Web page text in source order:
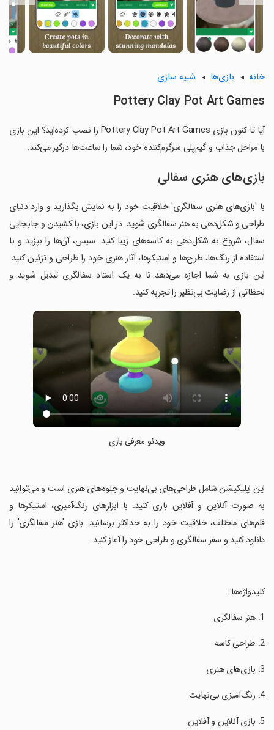
خانه بازی‌ها شبیه سازی
Pottery Clay Pot Art Games
آیا تا کنون بازی Pottery Clay Pot Art Games را نصب کرده‌اید؟ این بازی
با مراحل جذاب و گیم‌پلی سرگرم‌کننده خود، شما را ساعت‌ها درگیر می‌کند.
بازی‌های هنری سفالی
با 'بازی‌های هنری سفالگری' خلاقیت خود را به نمایش بگذارید و وارد دنیای
طراحی و شکل‌دهی به هنر سفالگری شوید. در این بازی، با کشیدن و جابجایی
سفال، شروع به شکل‌دهی به کاسه‌های زیبا کنید. سپس، آن‌ها را بپزید و با
استفاده از رنگ‌ها، طرح‌ها و استیکرها، آثار هنری خود را طراحی و تزئین کنید.
این بازی به شما اجازه می‌دهد تا به یک استاد سفالگری تبدیل شوید و
لحظاتی از رضایت بی‌نظیر را تجربه کنید.
ویدئو معرفی بازی
‏این اپلیکیشن شامل طراحی‌های بی‌نهایت و جلوه‌های هنری است و می‌توانید
به صورت آنلاین و آفلاین بازی کنید. با ابزارهای رنگ‌آمیزی، استیکرها و
قلم‌های مختلف، خلاقیت خود را به حداکثر برسانید. بازی 'هنر سفالگری' را
دانلود کنید و سفر سفالگری و طراحی خود را آغاز کنید.
‏کلیدواژه‌ها: